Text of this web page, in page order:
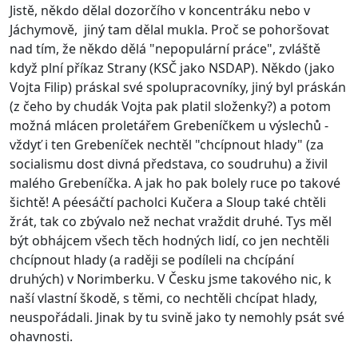
Jistě, někdo dělal dozorčího v koncentráku nebo v
Jáchymově, jiný tam dělal mukla. Proč se pohoršovat
nad tím, že někdo dělá "nepopulární práce", zvláště
když plní příkaz Strany (KSČ jako NSDAP). Někdo (jako
Vojta Filip) práskal své spolupracovníky, jiný byl práskán
(z čeho by chudák Vojta pak platil složenky?) a potom
možná mlácen proletářem Grebeníčkem u výslechů -
vždyť i ten Grebeníček nechtěl "chcípnout hlady" (za
socialismu dost divná představa, co soudruhu) a živil
malého Grebeníčka. A jak ho pak bolely ruce po takové
šichtě! A péesáčtí pacholci Kučera a Sloup také chtěli
žrát, tak co zbývalo než nechat vraždit druhé. Tys měl
být obhájcem všech těch hodných lidí, co jen nechtěli
chcípnout hlady (a raději se podíleli na chcípání
druhých) v Norimberku. V Česku jsme takového nic, k
naší vlastní škodě, s těmi, co nechtěli chcípat hlady,
neuspořádali. Jinak by tu svině jako ty nemohly psát své
ohavnosti.